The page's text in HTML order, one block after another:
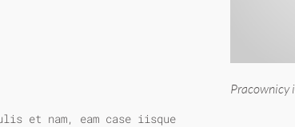
et nam, eam case iisque
Pracownicy